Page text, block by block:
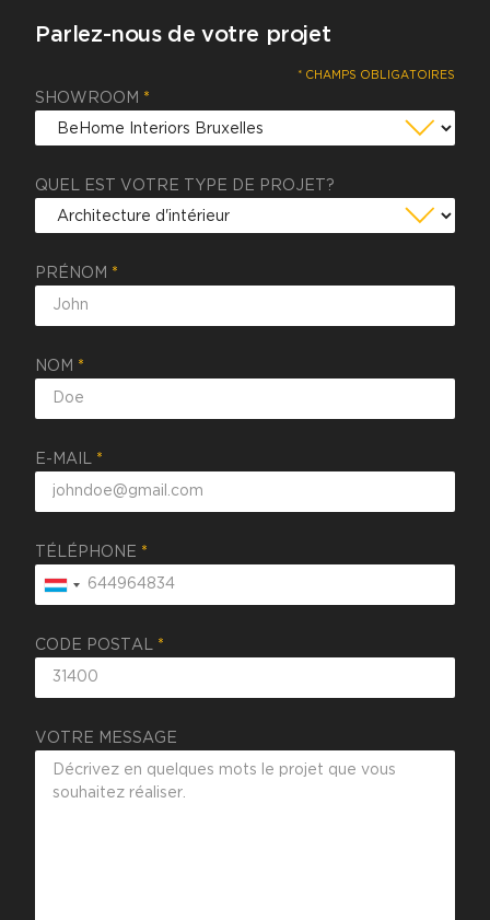
Parlez-nous de votre projet
* CHAMPS OBLIGATOIRES
SHOWROOM *
QUEL EST VOTRE TYPE DE PROJET?
PRÉNOM *
NOM *
E-MAIL *
TÉLÉPHONE *
CODE POSTAL *
VOTRE MESSAGE